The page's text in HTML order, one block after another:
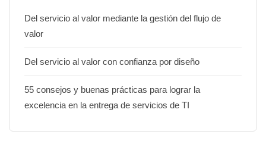
Del servicio al valor mediante la gestión del flujo de
valor
Del servicio al valor con confianza por diseño
55 consejos y buenas prácticas para lograr la
excelencia en la entrega de servicios de TI